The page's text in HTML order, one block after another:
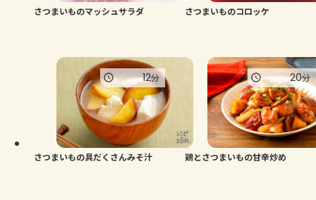
さつまいものマッシュサラダ さつまいものコロッケ
さつまいもの具だくさんみそ汁
12分
鶏とさつまいもの甘辛炒め
20分